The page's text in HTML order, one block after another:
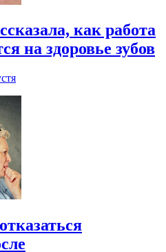
как работа
на здоровье зубов